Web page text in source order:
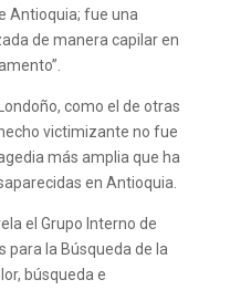
Antioquia; fue una
de manera capilar en
como el de otras
victimizante no fue
más amplia que ha
en Antioquia.
el Grupo Interno de
para la Búsqueda de la
búsqueda e